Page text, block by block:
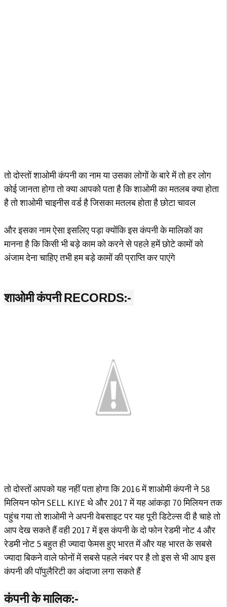
तो दोस्तों शाओमी कंपनी का नाम या उसका लोगों के बारे में तो हर लोग
कोई जानता होगा तो क्या आपको पता है कि शाओमी का मतलब क्या होता
है तो शाओमी चाइनीस वर्ड है जिसका मतलब होता है छोटा चावल
और इसका नाम ऐसा इसलिए पड़ा क्योंकि इस कंपनी के मालिकों का
मानना है कि किसी भी बड़े काम को करने से पहले हमें छोटे कामों को
अंजाम देना चाहिए तभी हम बड़े कामों की प्राप्ति कर पाएंगे
शाओमी कंपनीRECORDS:-
तो दोस्तों आपको यह नहीं पता होगा कि 2016 में शाओमी कंपनी ने 58
मिलियन फोन SELL KIYE थे और 2017 में यह आंकड़ा 70 मिलियन तक
पहुंच गया तो शाओमी ने अपनी वेबसाइट पर यह पूरी डिटेल्स दी है चाहे तो
आप देख सकते हैं वही 2017 में इस कंपनी के दो फोन रेडमी नोट 4 और
रेडमी नोट 5 बहुत ही ज्यादा फेमस हुए भारत में और यह भारत के सबसे
ज्यादा बिकने वाले फोनों में सबसे पहले नंबर पर है तो इस से भी आप इस
कंपनी की पॉपुलैरिटी का अंदाजा लगा सकते हैं
कंपनी के मालिक:-